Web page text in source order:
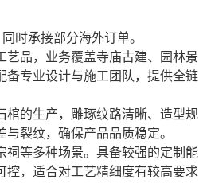
时承接部分海外订单。
艺品，业务覆盖寺庙古建、园林景
备专业设计与施工团队，提供全链
棺的生产，雕琢纹路清晰、造型规
裂纹，确保产品品质稳定。
祠等多种场景。具备较强的定制能
控，适合对工艺精细度有较高要求